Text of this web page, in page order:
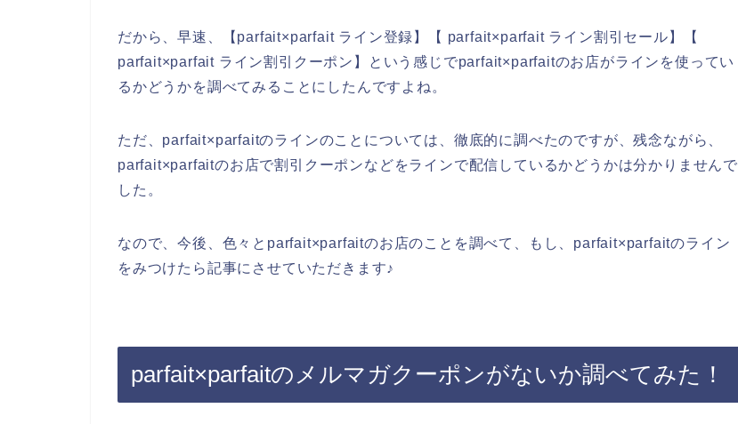
だから、早速、【parfait×parfait ライン登録】【 parfait×parfait ライン割引セール】【
parfait×parfait ライン割引クーポン】という感じでparfait×parfaitのお店がラインを使ってい
るかどうかを調べてみることにしたんですよね。
ただ、parfait×parfaitのラインのことについては、徹底的に調べたのですが、残念ながら、
parfait×parfaitのお店で割引クーポンなどをラインで配信しているかどうかは分かりませんで
した。
なので、今後、色々とparfait×parfaitのお店のことを調べて、もし、parfait×parfaitのライン
をみつけたら記事にさせていただきます♪
parfait×parfaitのメルマガクーポンがないか調べてみた！